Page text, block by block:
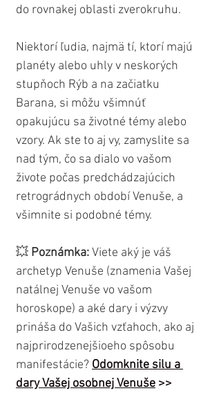
do rovnakej oblasti zverokruhu.
Niektorí ľudia, najmä tí, ktorí majú
planéty alebo uhly v neskorých
stupňoch Rýb a na začiatku
Barana, si môžu všimnúť
opakujúcu sa životné témy alebo
vzory. Ak ste to aj vy, zamyslite sa
nad tým, čo sa dialo vo vašom
živote počas predchádzajúcich
retrográdnych období Venuše, a
všimnite si podobné témy.
💥 Poznámka: Viete aký je váš
archetyp Venuše (znamenia Vašej
natálnej Venuše vo vašom
horoskope) a aké dary i výzvy
prináša do Vašich vzťahoch, ako aj
najprirodzenejšioeho spôsobu
manifestácie? Odomknite silu a
dary Vašej osobnej Venuše >>